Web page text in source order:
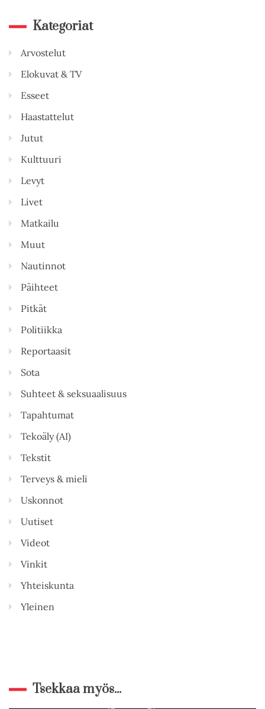
Kategoriat
Arvostelut
Elokuvat & TV
Esseet
Haastattelut
Jutut
Kulttuuri
Levyt
Livet
Matkailu
Muut
Nautinnot
Päihteet
Pitkät
Politiikka
Reportaasit
Sota
Suhteet & seksuaalisuus
Tapahtumat
Tekoäly (AI)
Tekstit
Terveys & mieli
Uskonnot
Uutiset
Videot
Vinkit
Yhteiskunta
Yleinen
Tsekkaa myös...